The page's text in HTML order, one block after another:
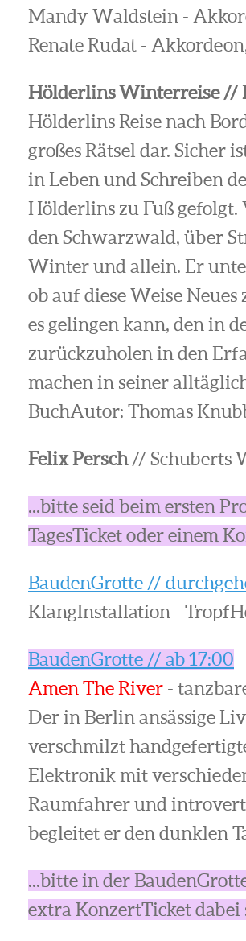
Mandy Waldstein -
Renate Rudat -
Hölderlins Winterreise //
Hölderlins Reise nach
großes Rätsel dar. Sicher
in Leben und Schreiben
Hölderlins zu Fuß
den Schwarzwald, über
Winter und allein. Er
ob auf diese Weise
es gelingen kann, den in
zurückzuholen in den
machen in seiner
BuchAutor: Thomas
Felix Persch// Schuberts
...bitte seid beim ersten
TagesTicket oder einem
BaudenGrotte //
KlangInstallation -
BaudenGrotte // ab 17:00
Amen The River -
Der in Berlin ansässige
verschmilzt
Elektronik mit
Raumfahrer und
begleitet er den dunklen
...bitte in der
extra KonzertTicket dabei